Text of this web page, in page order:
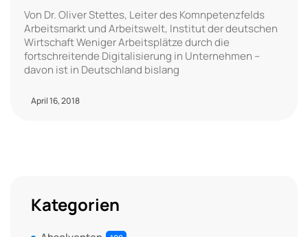
Von Dr. Oliver Stettes, Leiter des Komnpetenzfelds
Arbeitsmarkt und Arbeitswelt, Institut der deutschen
Wirtschaft Weniger Arbeitsplätze durch die
fortschreitende Digitalisierung in Unternehmen –
davon ist in Deutschland bislang
April 16, 2018
Kategorien